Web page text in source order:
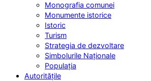
Monografia comunei
Monumente istorice
Istoric
Turism
Strategia de dezvoltare
Simbolurile Naționale
Populația
Autoritățile